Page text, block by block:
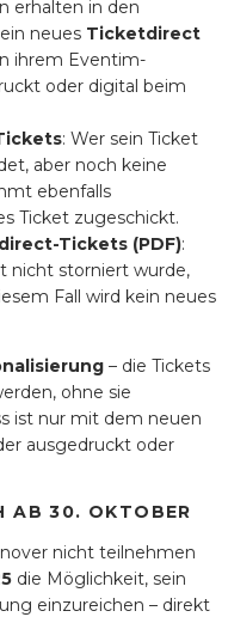
erhalten in den
neues Ticketdirect
ihrem Eventim-
oder digital beim
: Wer sein Ticket
aber noch keine
ebenfalls
Ticket zugeschickt.
Tickets (PDF):
nicht storniert wurde,
Fall wird kein neues
– die Tickets
ohne sie
ist nur mit dem neuen
ausgedruckt oder
AB 30. OKTOBER
nicht teilnehmen
die Möglichkeit, sein
einzureichen – direkt